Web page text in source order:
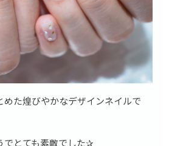
た煌びやかなデザインネイルで
でとても素敵でした✰